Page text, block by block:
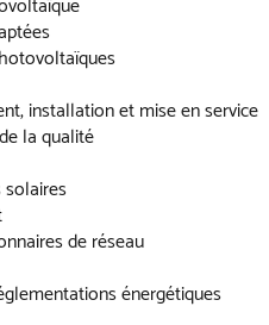
installation et mise en service
la qualité
de réseau
énergétiques